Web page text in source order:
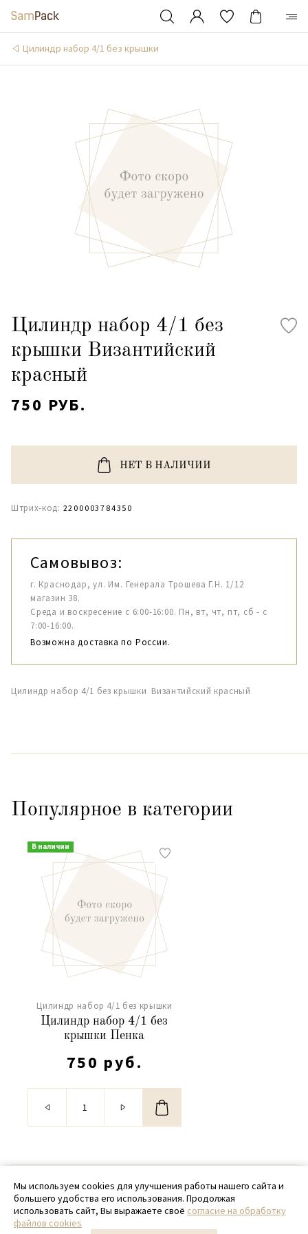
Цилиндр набор 4/1 без крышки
Цилиндр набор 4/1 без
крышки Византийский
красный
750 РУБ.
НЕТ В НАЛИЧИИ
Штрих-код: 2200003784350
Самовывоз:
г. Краснодар, ул. Им. Генерала Трошева Г.Н. 1/12
магазин 38.
Среда и воскресение с 6:00-16:00. Пн, вт, чт, пт, сб - с
7:00-16:00.
Возможна доставка по России.
Цилиндр набор 4/1 без крышки Византийский красный
Популярное в категории
В наличии
Цилиндр набор 4/1 без крышки
Цилиндр набор 4/1 без
крышки Пенка
750 руб.
© 2020 - 2026 SamPack
+ 7 (918) 699-97-87
zakaz@sampack.store
Мы используем cookies для улучшения работы нашего сайта и
большего удобства его использования. Продолжая
использовать сайт, Вы выражаете своё согласие на обработку
файлов cookies